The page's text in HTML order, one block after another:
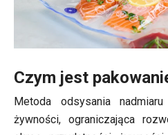
Czym jest
Metoda odsysania
żywności, ograniczająca